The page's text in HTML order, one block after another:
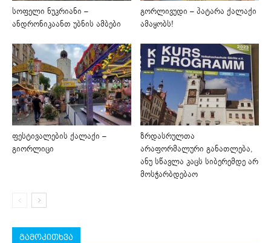
სოფელი ნუკრიანი –
ანდრონიკაანთ უბნის ამბები
გორლივუდი – პატარა ქალაქი
ამაყობს!
ფესტივალების ქალაქი –
გიორლიცი
ზრდასრულთა
არაფორმალური განათლება,
ანუ სწავლა კაცს სიბერემდე არ
მოსჭარბდებაო
გამოკითხვა